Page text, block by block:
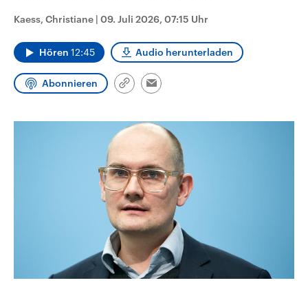
mit großem Einfluss auf das
aktuelle Weltgeschehen.
Israel möchte die Hamas
Diese wird wie die
Sendungen Programm Podcasts
Audio-Archiv
Kaess, Christiane | 09. Juli 2026, 07:15 Uhr
Hören 12:45 Audio herunterladen
Abonnieren
Link
Email